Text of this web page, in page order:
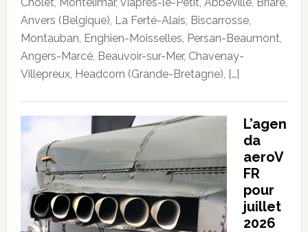
Anvers (Belgique), La Ferté-Alais, Biscarrosse,
Montauban, Enghien-Moisselles, Persan-Beaumont,
Angers-Marcé, Beauvoir-sur-Mer, Chavenay-
Villepreux, Headcorn (Grande-Bretagne), […]
L’agen
da
aeroV
FR
pour
juillet
2026